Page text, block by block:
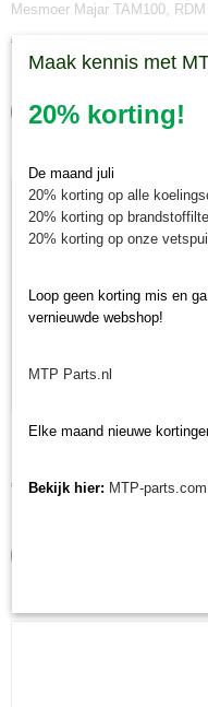
Mesmoer Majar TAM100,
€ 0,60
IN WINKELWAGEN
Breekbout mes Majar
€ 0,36
Maak kennis met
20% korting!
De maand juli
20% korting op alle
20% korting op
20% korting op onze
Loop geen korting mis en
vernieuwde webshop!
MTP Parts.nl
Elke maand nieuwe
Bekijk hier: MTP-parts.com